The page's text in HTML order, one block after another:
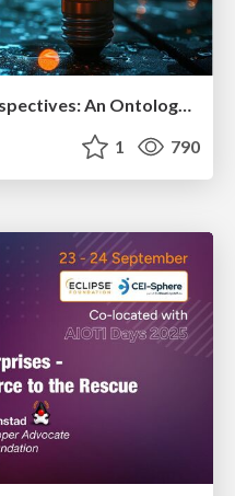
Organizational Design Perspectives: An Ontology of Organizational Design Elements
1 790